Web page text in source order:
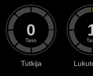
0
Taso
Tutkija